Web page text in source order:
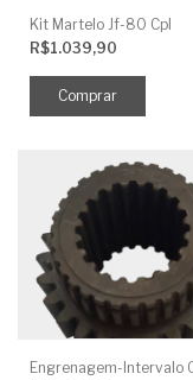
Kit Martelo Jf-80 Cpl
R$1.039,90